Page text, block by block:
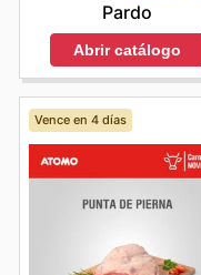
Pardo
Abrir catálogo
Vence en 4 días